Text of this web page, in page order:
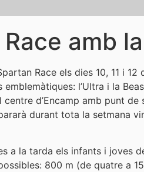
amb
Race els dies 10, 11 i
l’Ultra i la
centre d’Encamp amb punt
durant tota la setmana
a la tarda els infants i joves
800 m (de quatre a